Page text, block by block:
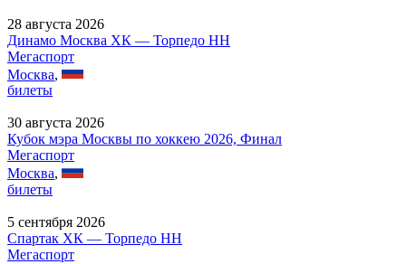
28 августа 2026
Динамо Москва ХК — Торпедо НН
Мегаспорт
Москва,
билеты
30 августа 2026
Кубок мэра Москвы по хоккею 2026, Финал
Мегаспорт
Москва,
билеты
5 сентября 2026
Спартак ХК — Торпедо НН
Мегаспорт